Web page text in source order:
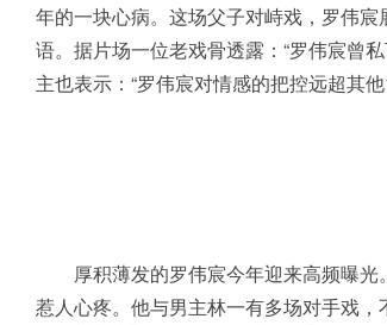
年的一块心病。这场父子对峙戏，罗伟
语。据片场一位老戏骨透露：“罗伟宸曾
主也表示：“罗伟宸对情感的把控远超其
厚积薄发的罗伟宸今年迎来高频曝光
惹人心疼。他与男主林一有多场对手戏